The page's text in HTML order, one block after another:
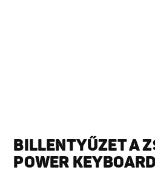
BILLENTYŰZET A
POWER KEYBOARD